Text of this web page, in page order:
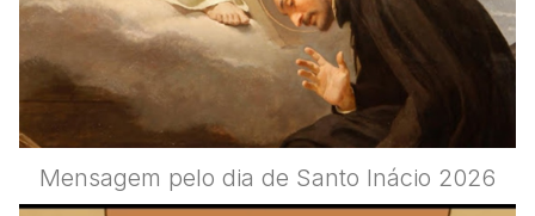
Mensagem pelo dia de Santo Inácio 2026